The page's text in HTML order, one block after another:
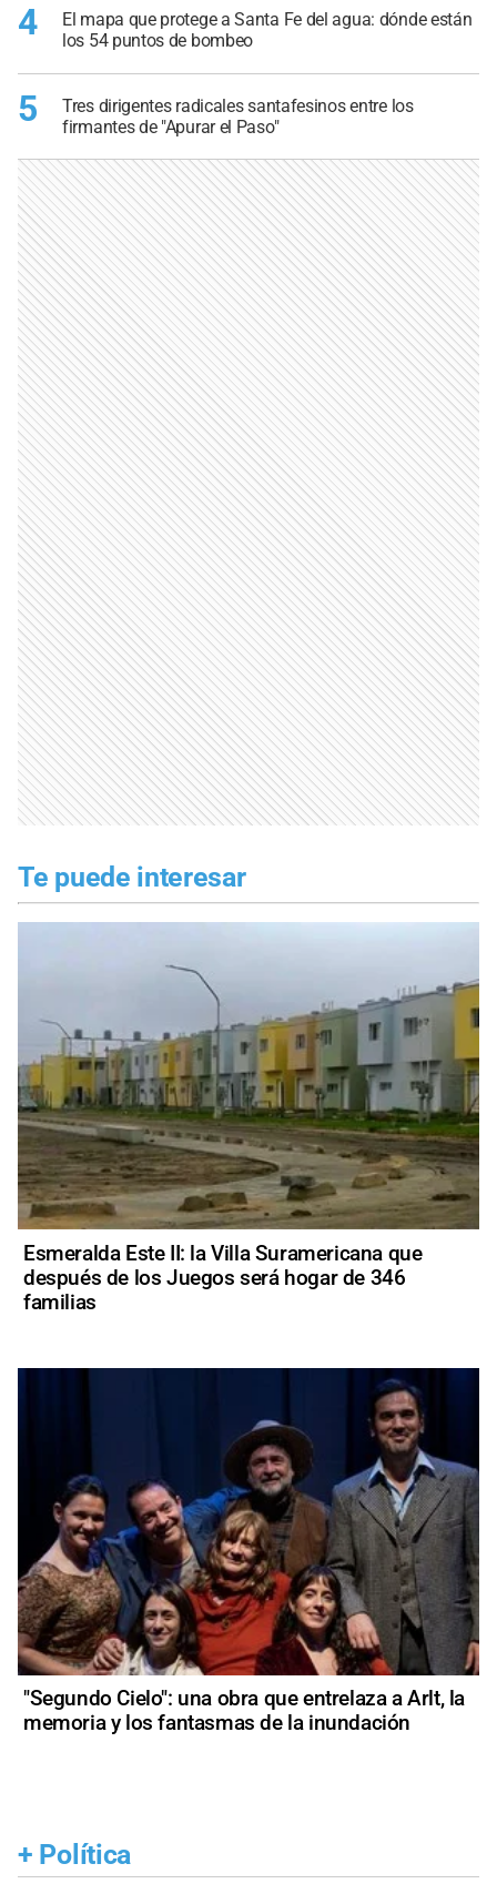
4
El mapa que protege a Santa Fe del agua: dónde están
los 54 puntos de bombeo
5
Tres dirigentes radicales santafesinos entre los
firmantes de "Apurar el Paso"
Te puede interesar
Esmeralda Este II: la Villa Suramericana que
después de los Juegos será hogar de 346
familias
"Segundo Cielo": una obra que entrelaza a Arlt, la
memoria y los fantasmas de la inundación
+ Política